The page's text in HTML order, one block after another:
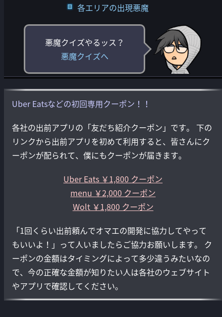
各エリアの出現悪魔
悪魔クイズやるッス？
悪魔クイズへ
Uber Eatsなどの初回専用クーポン！！
各社の出前アプリの「友だち紹介クーポン」です。 下の
リンクから出前アプリを初めて利用すると、皆さんにク
ーポンが配られて、僕にもクーポンが届きます。
Uber Eats ￥1,800 クーポン
menu ￥2,000 クーポン
Wolt ￥1,800 クーポン
「1回くらい出前頼んでオマエの開発に協力してやって
もいいよ！」って人いましたらご協力お願いします。 ク
ーポンの金額はタイミングによって多少違うみたいなの
で、今の正確な金額が知りたい人は各社のウェブサイト
やアプリで確認してください。